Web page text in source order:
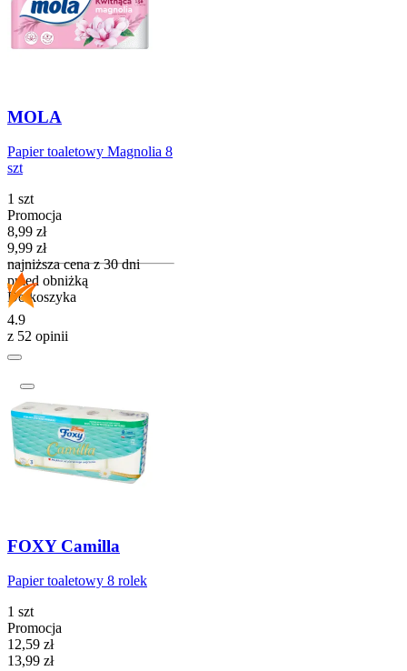
MOLA
Papier toaletowy Magnolia 8
szt
1 szt
Promocja
Cena promocyjna
8,99 zł
9,99 zł
najniższa cena z 30 dni
przed obniżką
Do koszyka
4.9
z 52 opinii
FOXY Camilla
Papier toaletowy 8 rolek
1 szt
Promocja
Cena promocyjna
12,59 zł
13,99 zł